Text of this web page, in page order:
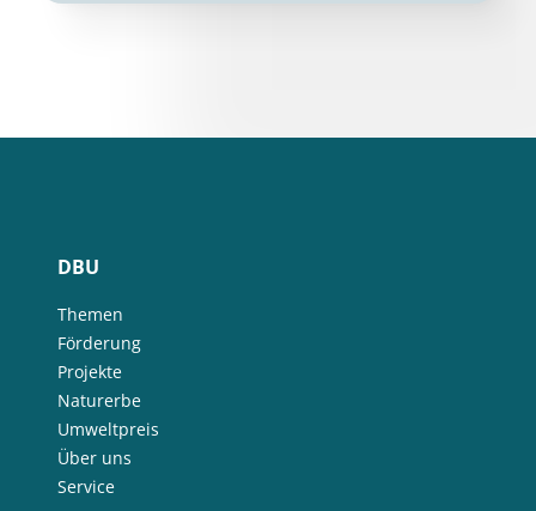
DBU
Themen
Förderung
Projekte
Naturerbe
Umweltpreis
Über uns
Service